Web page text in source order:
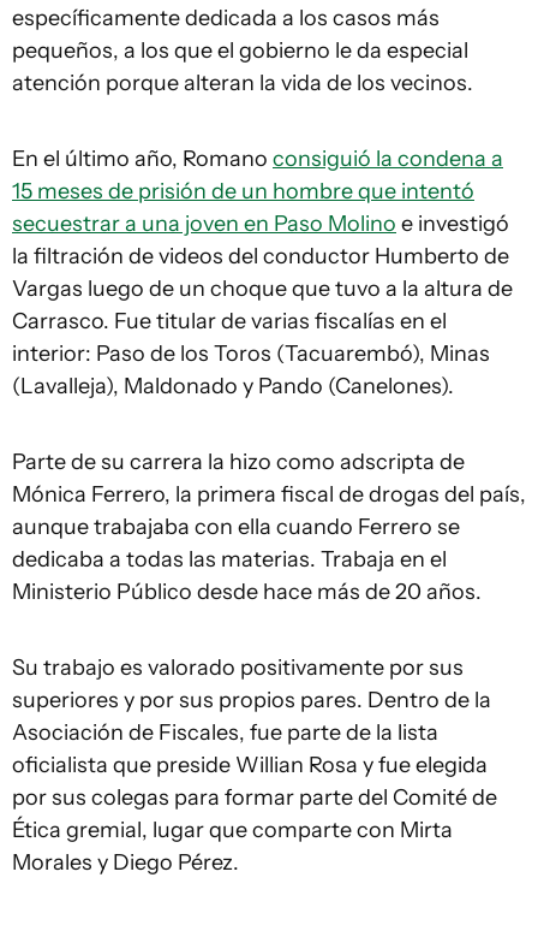
específicamente dedicada a los casos más
pequeños, a los que el gobierno le da especial
atención porque alteran la vida de los vecinos.
En el último año, Romano consiguió la condena a
15 meses de prisión de un hombre que intentó
secuestrar a una joven en Paso Molino e investigó
la filtración de videos del conductor Humberto de
Vargas luego de un choque que tuvo a la altura de
Carrasco. Fue titular de varias fiscalías en el
interior: Paso de los Toros (Tacuarembó), Minas
(Lavalleja), Maldonado y Pando (Canelones).
Parte de su carrera la hizo como adscripta de
Mónica Ferrero, la primera fiscal de drogas del país,
aunque trabajaba con ella cuando Ferrero se
dedicaba a todas las materias. Trabaja en el
Ministerio Público desde hace más de 20 años.
Su trabajo es valorado positivamente por sus
superiores y por sus propios pares. Dentro de la
Asociación de Fiscales, fue parte de la lista
oficialista que preside Willian Rosa y fue elegida
por sus colegas para formar parte del Comité de
Ética gremial, lugar que comparte con Mirta
Morales y Diego Pérez.